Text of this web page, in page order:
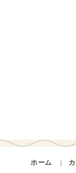
ホーム ｜